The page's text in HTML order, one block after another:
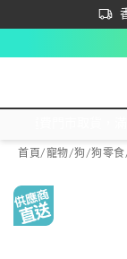
首次
首頁/寵物/狗/狗零食